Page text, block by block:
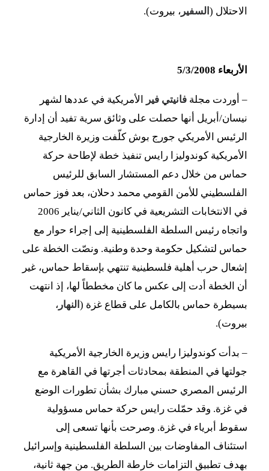
الاحتلال ( السفير ، بيروت).
الأربعاء 5/3/2008
– أوردت مجلة فانيتي فير
الأمريكية في عددها لشهر
نيسان/أبريل أنها حصلت على وثائق سرية تفيد أن إدارة
الرئيس الأمريكي جورج بوش كلّفت وزيرة الخارجية
الأمريكية كوندوليزا رايس تنفيذ خطة لإطاحة حركة
حماس من خلال دعم المستشار السابق للرئيس
الفلسطيني للأمن القومي محمد دحلان، بعد فوز حماس
في الانتخابات التشريعية في كانون الثاني/يناير 2006
واتجاه رئيس السلطة الفلسطينية إلى إجراء حوار مع
حماس لتشكيل حكومة وحدة وطنية. ونصّت الخطة على
إشعال حرب أهلية فلسطينية تنتهي بإسقاط حماس، غير
أن الخطة أدت إلى عكس ما كان مخططاً لها، إذ انتهت
بسيطرة حماس بالكامل على قطاع غزة ( النهار ،
بيروت).
– بدأت كوندوليزا رايس وزيرة الخارجية الأمريكية
جولتها في المنطقة بمحادثات أجرتها في القاهرة مع
الرئيس المصري حسني مبارك بشأن تطورات الوضع
في غزة. وقد حمّلت رايس حركة حماس مسؤولية
سقوط أبرياء في غزة. وصرحت بأنها تسعى إلى
استئناف المفاوضات بين السلطة الفلسطينية وإسرائيل
بهدف تطبيق التزامات خارطة الطريق. من جهة ثانية،